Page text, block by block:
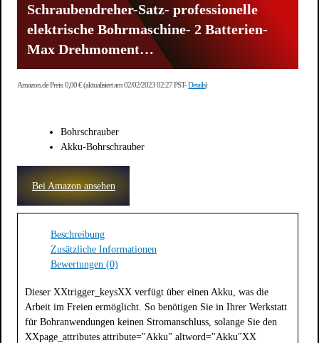
Schraubendreher-Satz- professionelle
elektrische Bohrmaschine- 2 Batterien-
Max Drehmoment…
Amazon.de Preis:0,00€(aktualisiert am 02/02/2023 02:27 PST-Details)
Bohrschrauber
Akku-Bohrschrauber
Bei Amazon ansehen
Beschreibung
Zusätzliche Informationen
Bewertungen (0)
Dieser XXtrigger_keysXX verfügt über einen Akku, was die
Arbeit im Freien ermöglicht. So benötigen Sie in Ihrer Werkstatt
für Bohranwendungen keinen Stromanschluss, solange Sie den
XXpage_attributes attribute="Akku" altword="Akku"XX